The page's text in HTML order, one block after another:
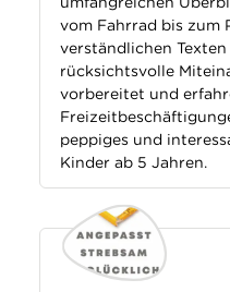
vom Fahrrad bis zum
verständlichen
rücksichtsvolle
vorbereitet und
peppiges und
Kinder ab 5 Jahren.